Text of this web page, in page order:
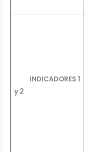
INDICADORES 1
y 2